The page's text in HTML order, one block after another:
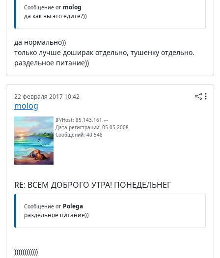
Сообщение от molog
да как вы это едите?))
да нормально))
только лучше доширак отдельно, тушенку отдельно.
раздельное питание))
22 февраля 2017 10:42
molog
IP/Host: 85.143.161.---
Дата регистрации: 05.05.2008
Сообщений: 40 548
RE: ВСЕМ ДОБРОГО УТРА! ПОНЕДЕЛЬНЕГ
Сообщение от Polega
раздельное питание))
))))))))))))